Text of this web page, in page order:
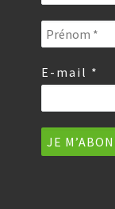
E-mail *